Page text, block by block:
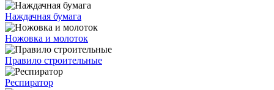
Наждачная бумага
Ножовка и молоток
Правило строительные
Респиратор